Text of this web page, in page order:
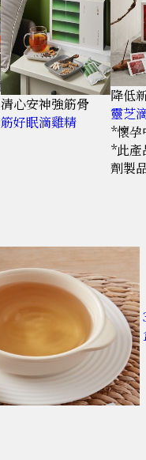
清心安神強筋骨
筋好眠滴雞精
降低
靈芝
*懷孕
*此產
劑製